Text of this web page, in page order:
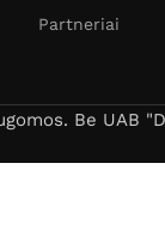
Partneriai
Be UAB